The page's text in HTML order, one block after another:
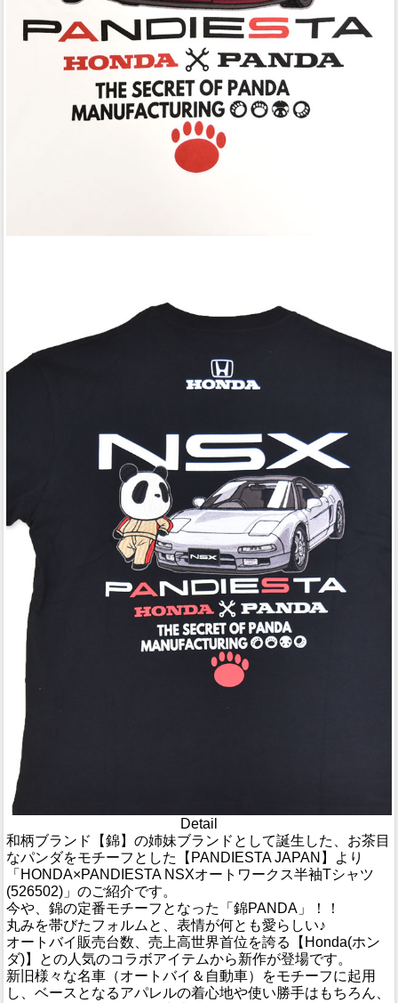
Detail
和柄ブランド【錦】の姉妹ブランドとして誕生した、お茶目
なパンダをモチーフとした【PANDIESTA JAPAN】より
「HONDA×PANDIESTA NSXオートワークス半袖Tシャツ
(526502)」のご紹介です。
今や、錦の定番モチーフとなった「錦PANDA」！！
丸みを帯びたフォルムと、表情が何とも愛らしい♪
オートバイ販売台数、売上高世界首位を誇る【Honda(ホン
ダ)】との人気のコラボアイテムから新作が登場です。
新旧様々な名車（オートバイ＆自動車）をモチーフに起用
し、ベースとなるアパレルの着心地や使い勝手はもちろん、